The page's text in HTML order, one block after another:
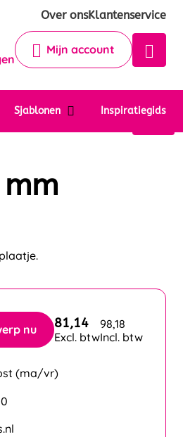
Over onsKlantenservice
Mijn account
Sjablonen Inspiratiegids
antwoord op uw vraag
met onze chatbot voor
nu 81,14
Excl. btw
98,18
Incl. btw
(ma/vr)